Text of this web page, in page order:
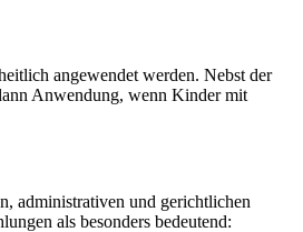
angewendet werden. Nebst der
Anwendung, wenn Kinder mit
administrativen und gerichtlichen
als besonders bedeutend: